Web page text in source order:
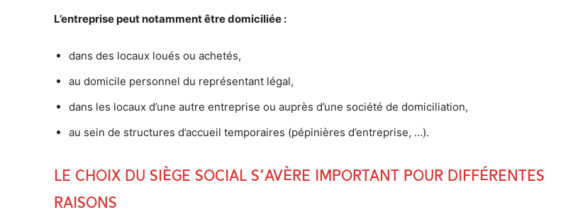
L’entreprise peut notamment être domiciliée :
dans des locaux loués ou achetés,
au domicile personnel du représentant légal,
dans les locaux d’une autre entreprise ou auprès d’une société de domiciliation,
au sein de structures d’accueil temporaires (pépinières d’entreprise, …).
Le choix du siège social s’avère important pour différentes
raisons